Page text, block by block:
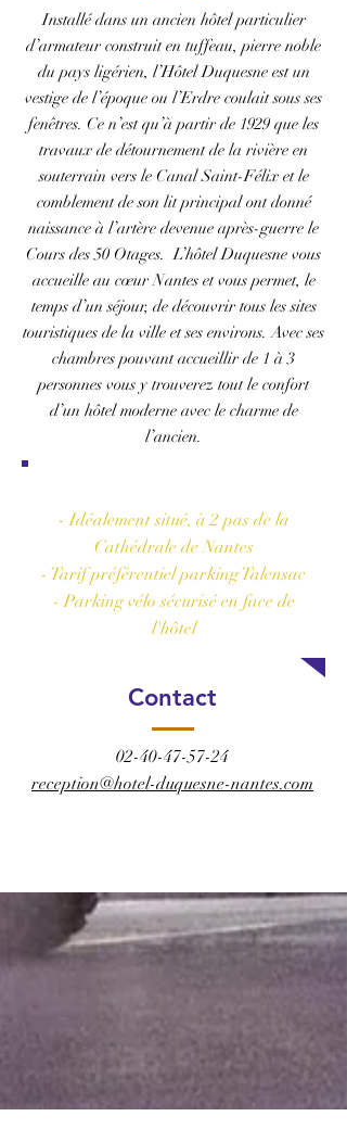
Installé dans un ancien hôtel particulier
d’armateur construit en tuffeau, pierre noble
du pays ligérien, l’Hôtel Duquesne est un
vestige de l’époque ou l’Erdre coulait sous ses
fenêtres. Ce n’est qu’à partir de 1929 que les
travaux de détournement de la rivière en
souterrain vers le Canal Saint-Félix et le
comblement de son lit principal ont donné
naissance à l’artère devenue après-guerre le
Cours des 50 Otages. L’hôtel Duquesne vous
accueille au cœur Nantes et vous permet, le
temps d’un séjour, de découvrir tous les sites
touristiques de la ville et ses environs. Avec ses
chambres pouvant accueillir de 1 à 3
personnes vous y trouverez tout le confort
d’un hôtel moderne avec le charme de
l’ancien.
- Idéalement situé, à 2 pas de la
Cathédrale de Nantes
- Tarif préférentiel parking Talensac
- Parking vélo sécurisé en face de
l'hôtel
Contact
02-40-47-57-24
reception@hotel-duquesne-nantes.com